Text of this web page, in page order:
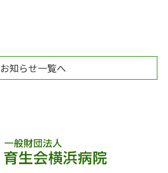
お知らせ一覧へ